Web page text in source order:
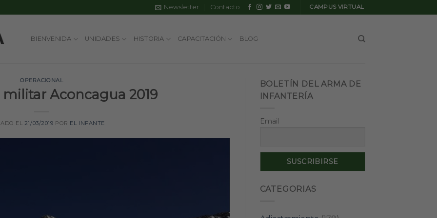
Newsletter Contacto CAMPUS VIRTUAL
BIENVENIDA UNIDADES HISTORIA CAPACITACIÓN BLOG
OPERACIONAL
Aconcagua 2019
EL 21/03/2019 POR EL INFANTE
BOLETÍN DEL ARMA DE
INFANTERÍA
Email
CATEGORIAS